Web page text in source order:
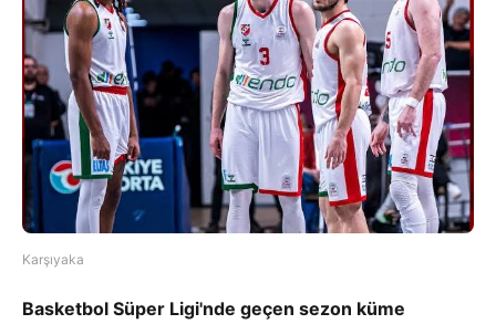
Karşıyaka
Basketbol Süper Ligi'nde geçen sezon küme